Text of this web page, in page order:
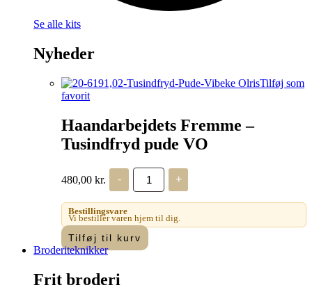
Se alle kits
Nyheder
Tilføj som
favorit
Haandarbejdets Fremme –
Tusindfryd pude VO
480,00 kr. -
Haandarbejdets
Fremme
-
Tusindfryd
pude
VO
antal
+
Bestillingsvare
Vi bestiller varen hjem til dig.
Tilføj til kurv
Broderiteknikker
Frit broderi